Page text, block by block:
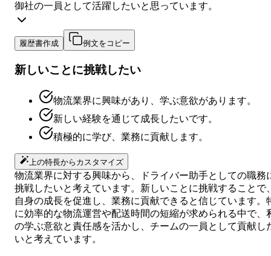
御社の一員として活躍したいと思っています。
履歴書作成 例文をコピー
新しいことに挑戦したい
物流業界に興味があり、学ぶ意欲があります。
新しい経験を通じて成長したいです。
積極的に学び、業務に貢献します。
上の特長からカスタマイズ
物流業界に対する興味から、ドライバー助手としての職務
挑戦したいと考えています。新しいことに挑戦することで
自身の成長を促進し、業務に貢献できると信じています。
に効率的な物流運営や配送時間の短縮が求められる中で、
の学ぶ意欲と責任感を活かし、チームの一員として貢献し
いと考えています。